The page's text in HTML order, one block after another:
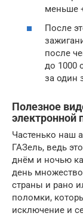
меньше
После
после
до 1000
за один
Полезное
электронной
Частенько наш
ГАЗель, ведь
днём и ночью
день
страны и рано
поломки,
исключение и